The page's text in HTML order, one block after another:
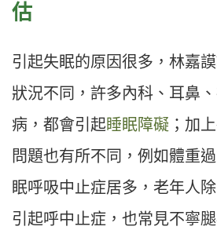
估
引起失眠的原因很多，林嘉
狀況不同，許多內科、耳鼻
病，都會引起睡眠障礙 ；加
問題也有所不同，例如體重
眠呼吸中止症居多，老年人
引起呼中止症，也常見不寧